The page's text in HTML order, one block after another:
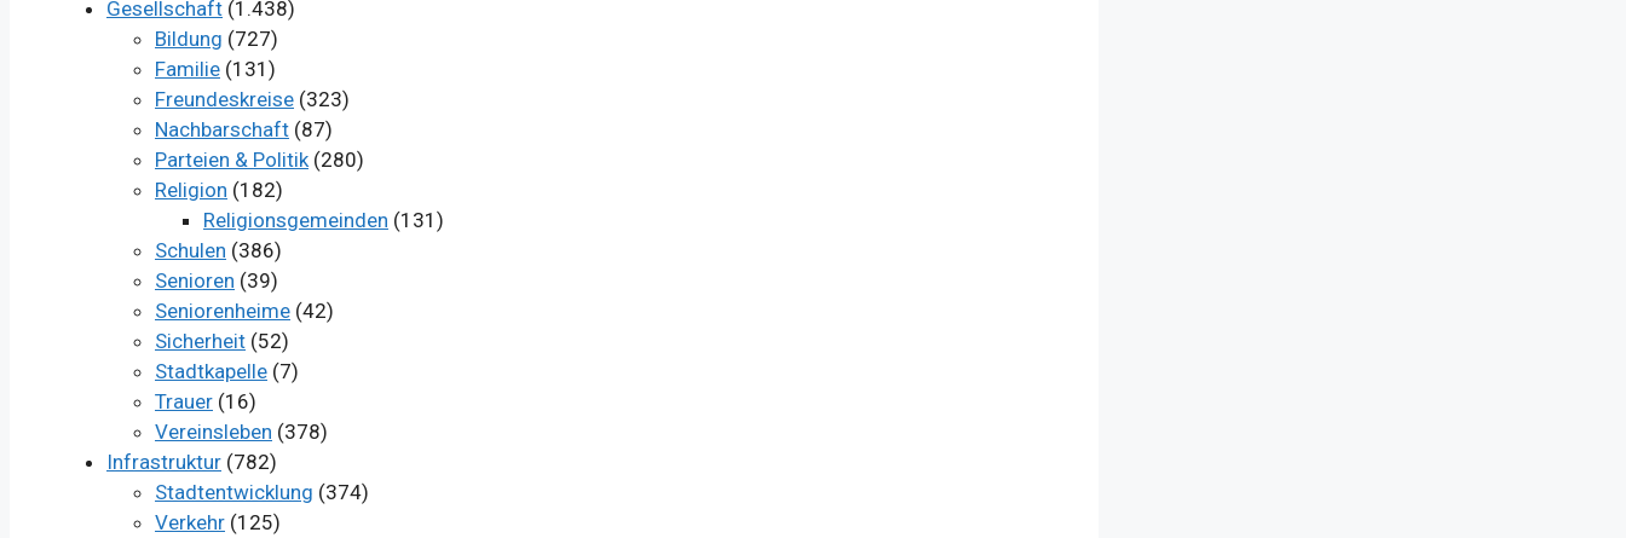
Gesellschaft (1.438)
Bildung (727)
Familie (131)
Freundeskreise (323)
Nachbarschaft (87)
Parteien & Politik (280)
Religion (182)
Religionsgemeinden (131)
Schulen (386)
Senioren (39)
Seniorenheime (42)
Sicherheit (52)
Stadtkapelle (7)
Trauer (16)
Vereinsleben (378)
Infrastruktur (782)
Stadtentwicklung (374)
Verkehr (125)